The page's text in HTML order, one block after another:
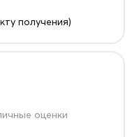
получения)
оценки